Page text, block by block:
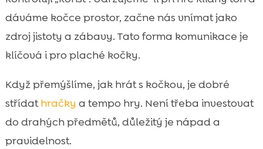
dáváme kočce prostor, začne nás vnímat jako
zdroj jistoty a zábavy. Tato forma komunikace je
klíčová i pro plaché kočky.
Když přemýšlíme, jak hrát s kočkou, je dobré
střídathračky a tempo hry. Není třeba investovat
do drahých předmětů, důležitý je nápad a
pravidelnost.